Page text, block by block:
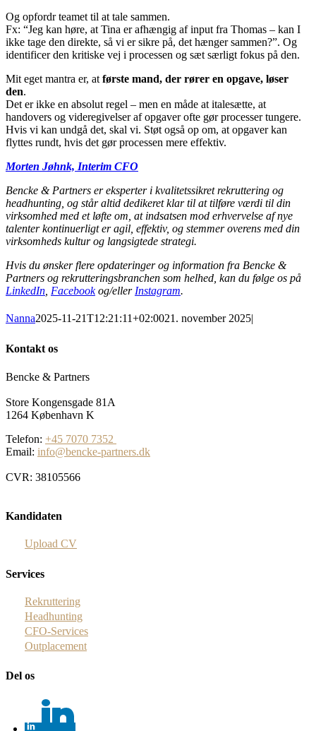
Og opfordr teamet til at tale sammen.
Fx: “Jeg kan høre, at Tina er afhængig af input fra Thomas – kan I
ikke tage den direkte, så vi er sikre på, det hænger sammen?”. Og
identificer den kritiske vej i processen og sæt særligt fokus på den.
Mit eget mantra er, atførste mand, der rører en opgave, løser
den.
Det er ikke en absolut regel – men en måde at italesætte, at
handovers og videregivelser af opgaver ofte gør processer tungere.
Hvis vi kan undgå det, skal vi. Støt også op om, at opgaver kan
flyttes rundt, hvis det gør processen mere effektiv.
Morten Jøhnk, Interim CFO
Bencke & Partners er eksperter i kvalitetssikret rekruttering og
headhunting, og står altid dedikeret klar til at tilføre værdi til din
virksomhed med et løfte om, at indsatsen mod erhvervelse af nye
talenter kontinuerligt er agil, effektiv, og stemmer overens med din
virksomheds kultur og langsigtede strategi.
Hvis du ønsker flere opdateringer og information fra Bencke &
Partners og rekrutteringsbranchen som helhed, kan du følge os på
LinkedIn, Facebookog/ellerInstagram.
Nanna2025-11-21T12:21:11+02:0021. november 2025|
Kontakt os
Bencke & Partners
Store Kongensgade 81A
1264 København K
Telefon: +45 7070 7352
Email: info@bencke-partners.dk
CVR: 38105566
Kandidaten
Upload CV
Services
Rekruttering
Headhunting
CFO-Services
Outplacement
Del os